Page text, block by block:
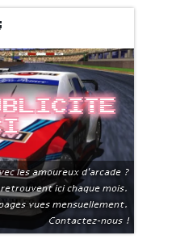
les amoureux d'arcade ?
ici chaque mois.
vues mensuellement.
Contactez-nous !